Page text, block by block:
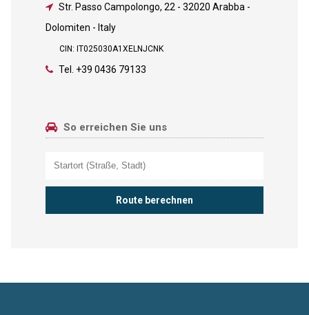
Str. Passo Campolongo, 22 - 32020 Arabba -
Dolomiten - Italy
CIN: IT025030A1XELNJCNK
Tel. +39 0436 79133
So erreichen Sie uns